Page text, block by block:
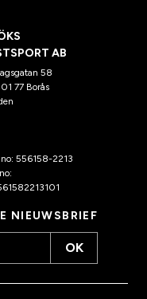
AB
58
77 Borås
556158-2213
NIEUWSBRIEF
OK